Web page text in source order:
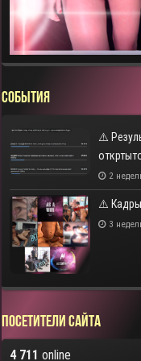
СОБЫТИЯ
⚠️
2
⚠️ Кадры
3
Посетители сайта
4 711 online